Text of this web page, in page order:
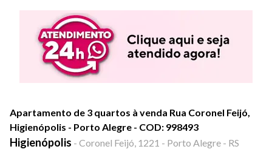
Apartamento de 3 quartos à venda Rua Coronel Feijó,
Higienópolis - Porto Alegre - COD: 998493
Higienópolis - Coronel Feijó, 1221 - Porto Alegre - RS